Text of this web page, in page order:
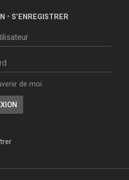
• S’ENREGISTRER
de moi